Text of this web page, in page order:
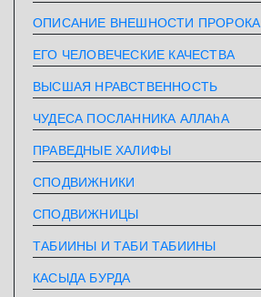
ОПИСАНИЕ ВНЕШНОСТИ ПРОРОКА
ЕГО ЧЕЛОВЕЧЕСКИЕ КАЧЕСТВА
ВЫСШАЯ НРАВСТВЕННОСТЬ
ЧУДЕСА ПОСЛАННИКА АЛЛАhА
ПРАВЕДНЫЕ ХАЛИФЫ
СПОДВИЖНИКИ
СПОДВИЖНИЦЫ
ТАБИИНЫ И ТАБИ ТАБИИНЫ
КАСЫДА БУРДА